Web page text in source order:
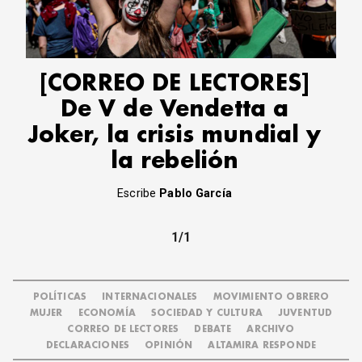
CORREO DE LECTORES
DEBATE
ARCHIVO
DECLARACIONES
OPINIÓN
ALTAMIRA RESPONDE
Política Obrera Revista
CONTACTO
[CORREO DE LECTORES]
De V de Vendetta a
Joker, la crisis mundial y
la rebelión
Escribe Pablo García
1/1
POLÍTICAS INTERNACIONALES
MOVIMIENTO OBRERO
MUJER
ECONOMÍA SOCIEDAD Y CULTURA
JUVENTUD
CORREO DE LECTORES
DEBATE
ARCHIVO
DECLARACIONES
OPINIÓN ALTAMIRA RESPONDE